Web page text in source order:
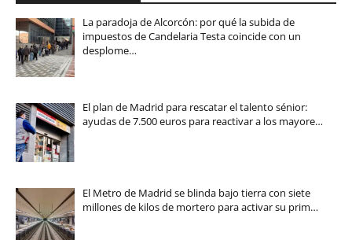
La paradoja de Alcorcón: por qué la subida de
impuestos de Candelaria Testa coincide con un
desplome…
El plan de Madrid para rescatar el talento sénior:
ayudas de 7.500 euros para reactivar a los mayore…
El Metro de Madrid se blinda bajo tierra con siete
millones de kilos de mortero para activar su prim…